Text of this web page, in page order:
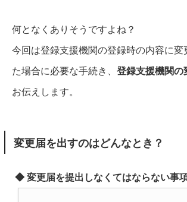
何となくありそうですよね？
今回は登録支援機関の登録時の内容に変
た場合に必要な手続き、 登録支援機関の
お伝えします。
変更届を出すのはどんなとき？
◆ 変更届を提出しなくてはならない事